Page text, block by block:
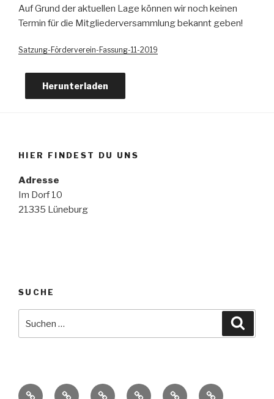
Auf Grund der aktuellen Lage können wir noch keinen
Termin für die Mitgliederversammlung bekannt geben!
Satzung-Förderverein-Fassung-11-2019
Herunterladen
HIER FINDEST DU UNS
Adresse
Im Dorf 10
21335 Lüneburg
SUCHE
nach:
StartseiteUnser KonzeptionMittagessen
Die Förderverein